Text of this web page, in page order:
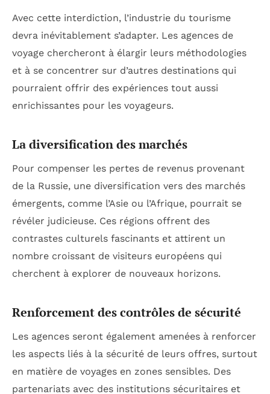
Avec cette interdiction, l’industrie du tourisme
devra inévitablement s’adapter. Les agences de
voyage chercheront à élargir leurs méthodologies
et à se concentrer sur d’autres destinations qui
pourraient offrir des expériences tout aussi
enrichissantes pour les voyageurs.
La diversification des marchés
Pour compenser les pertes de revenus provenant
de la Russie, une diversification vers des marchés
émergents, comme l’Asie ou l’Afrique, pourrait se
révéler judicieuse. Ces régions offrent des
contrastes culturels fascinants et attirent un
nombre croissant de visiteurs européens qui
cherchent à explorer de nouveaux horizons.
Renforcement des contrôles de sécurité
Les agences seront également amenées à renforcer
les aspects liés à la sécurité de leurs offres, surtout
en matière de voyages en zones sensibles. Des
partenariats avec des institutions sécuritaires et